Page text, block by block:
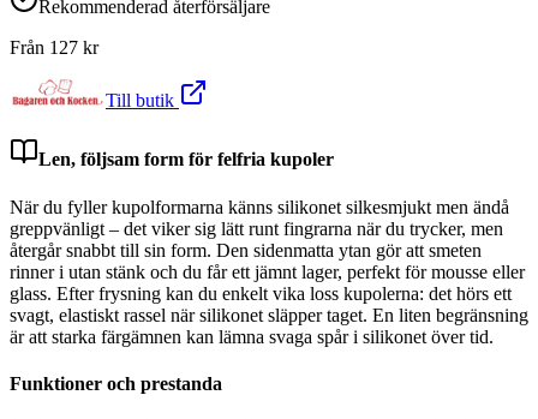
Rekommenderad återförsäljare
Från 127 kr
Till butik
Len, följsam form för felfria kupoler
När du fyller kupolformarna känns silikonet silkesmjukt men ändå
greppvänligt – det viker sig lätt runt fingrarna när du trycker, men
återgår snabbt till sin form. Den sidenmatta ytan gör att smeten
rinner i utan stänk och du får ett jämnt lager, perfekt för mousse eller
glass. Efter frysning kan du enkelt vika loss kupolerna: det hörs ett
svagt, elastiskt rassel när silikonet släpper taget. En liten begränsning
är att starka färgämnen kan lämna svaga spår i silikonet över tid.
Funktioner och prestanda